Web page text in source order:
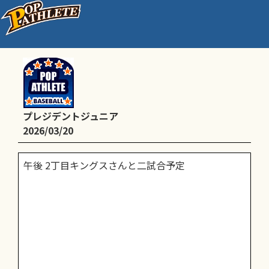
高学年練習試合
プレジデントジュニア
2026/03/20
午後 2丁目キングスさんと二試合予定